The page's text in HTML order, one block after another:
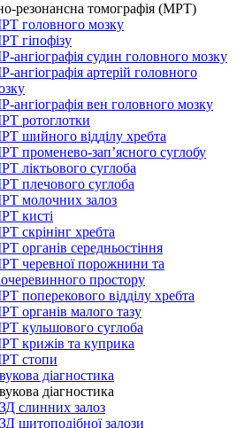
резонансна томографія (МРТ)
головного мозку
гіпофізу
ангіографія судин головного мозку
ангіографія артерій головного
ангіографія вен головного мозку
ротоглотки
шийного відділу хребта
променево-зап’ясного суглобу
ліктьового суглоба
плечового суглоба
молочних залоз
кисті
скрінінг хребта
органів середньостіння
черевної порожнини та
простору
поперекового відділу хребта
органів малого тазу
кульшового суглоба
крижів та куприка
стопи
діагностика
діагностика
слинних залоз
щитоподібної залози